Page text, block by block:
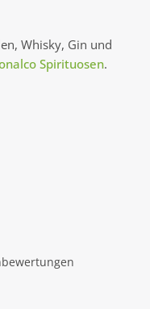
Whisky, Gin und
Spirituosen.